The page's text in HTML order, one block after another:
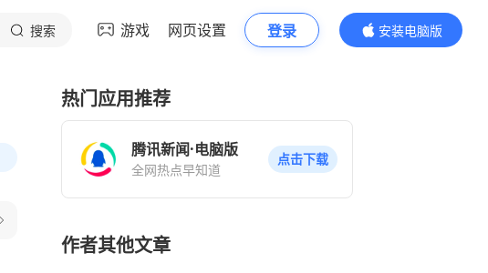
搜索 游戏 网页设置 登录
安装电脑版
内容更精彩
热门应用推荐
腾讯新闻·电脑版
全网热点早知道
点击下载
作者其他文章